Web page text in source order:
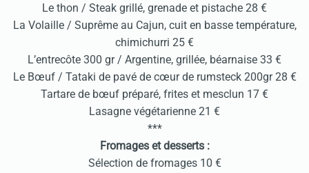
Le thon / Steak grillé, grenade et pistache 28 €
La Volaille / Suprême au Cajun, cuit en basse température,
chimichurri 25 €
L’entrecôte 300 gr / Argentine, grillée, béarnaise 33 €
Le Bœuf / Tataki de pavé de cœur de rumsteck 200gr 28 €
Tartare de bœuf préparé, frites et mesclun 17 €
Lasagne végétarienne 21 €
***
Fromages et desserts :
Sélection de fromages 10 €